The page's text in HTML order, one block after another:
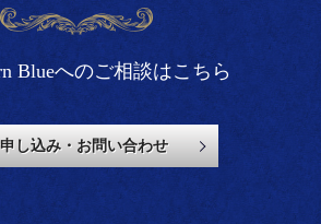
Blueへのご相談はこちら
し込み・お問い合わせ